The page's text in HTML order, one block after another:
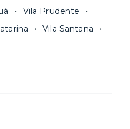
Vila Prudente
Vila Santana